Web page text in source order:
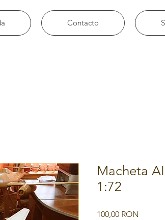
Contacto
Macheta
1:72
100,00 RON